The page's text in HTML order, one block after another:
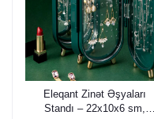
Eleqant Zinət Əşyaları
Standı – 22x10x6 sm,